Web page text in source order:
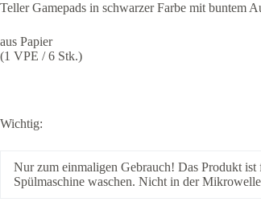
Teller Gamepads in schwarzer Farbe mit buntem
aus Papier
(1 VPE / 6 Stk.)
Wichtig:
Nur zum einmaligen Gebrauch! Das Produkt
Spülmaschine waschen. Nicht in der